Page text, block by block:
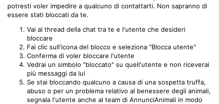
potresti voler impedire a qualcuno di contattarti. Non sapranno di
essere stati bloccati da te.
Vai al thread della chat tra te e l'utente che desideri
bloccare
Fai clic sull'icona del blocco e seleziona "Blocca utente"
Conferma di voler bloccare l'utente
Vedrai un simbolo "bloccato" su quell'utente e non riceverai
più messaggi da lui
Se stai bloccando qualcuno a causa di una sospetta truffa,
abuso o per un problema relativo al benessere degli animali,
segnala l'utente anche al team di AnnunciAnimali in modo